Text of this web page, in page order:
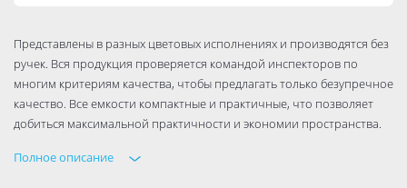
Представлены в разных цветовых исполнениях и производятся без
ручек. Вся продукция проверяется командой инспекторов по
многим критериям качества, чтобы предлагать только безупречное
качество. Все емкости компактные и практичные, что позволяет
добиться максимальной практичности и экономии пространства.
Полное описание